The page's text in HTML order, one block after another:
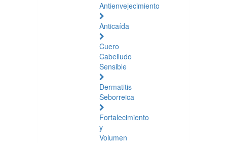
Antienvejecimiento
Anticaída
Cuero
Cabelludo
Sensible
Dermatitis
Seborreica
Fortalecimiento
y
Volumen